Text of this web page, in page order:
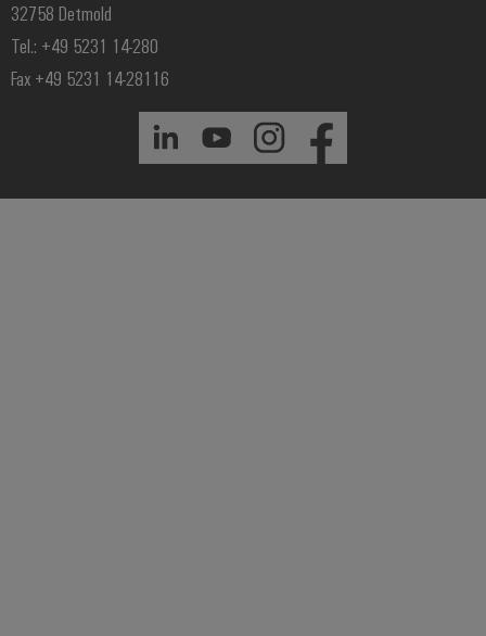
32758 Detmold
Tel.: +49 5231 14-280
Fax +49 5231 14-28116